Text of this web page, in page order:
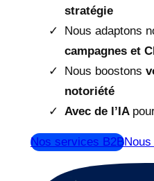
stratégie
Nous adaptons
campagnes et
Nous boostons
notoriété
Avec de l’IA
Nos services B2B